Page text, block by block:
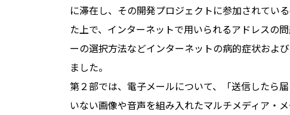
に滞在し、その開発プロジェクトに参加されてい
た上で、インターネットで用いられるアドレスの
ーの選択方法などインターネットの病的症状およ
ました。
第２部では、電子メールについて、「送信したら
いない画像や音声を組み入れたマルチメディア・